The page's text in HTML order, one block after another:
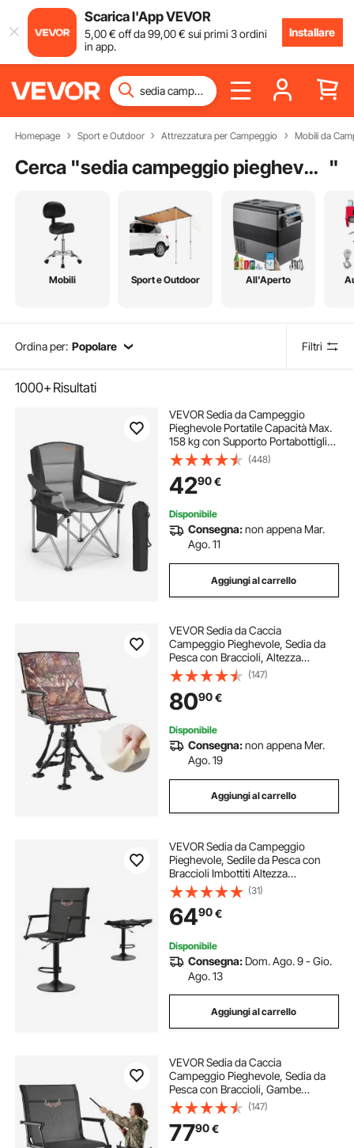
Scarica l'App VEVOR
5,00€ off da99,00€ sui primi 3 ordini
in app.
Installare
Homepage Sport e Outdoor Attrezzatura per Campeggio Mobili da
Cerca " sedia campeggio pieghevole poggiapiedi "
Mobili Sport e Outdoor All'Aperto
Ordina per: Popolare Filtri
1000+Risultati
VEVOR Sedia da Campeggio
Pieghevole Portatile Capacità Max.
158 kg con Supporto Portabottiglia
in Tessuto Oxford, Sedia da
Campeggio Esterno 980 x 630 x
990 mm per Campeggio Picnic
Portatile 5,7 kg
(448)
4290€
Disponibile
Consegna:non appena Mar.
Ago. 11
Aggiungi al carrello
VEVOR Sedia da Caccia
Campeggio Pieghevole, Sedia da
Pesca con Braccioli, Altezza
Regolabile Capacità di Carico 158
kg, Rotazione Silenziosa a 360°,
Altezza Seduta 420-625 mm,
Giardino, Esterno
(147)
8090€
Disponibile
Consegna:non appena Mer.
Ago. 19
Aggiungi al carrello
VEVOR Sedia da Campeggio
Pieghevole, Sedile da Pesca con
Braccioli Imbottiti Altezza
Regolabile, Sedia da Giardino
Capacità di Carico 136 kg,
Rotazione 360°, Sgabello per
Picnic, Pesca all'Aperto
(31)
6490€
Disponibile
Consegna: Dom. Ago. 9 - Gio.
Ago. 13
Aggiungi al carrello
VEVOR Sedia da Caccia
Campeggio Pieghevole, Sedia da
Pesca con Braccioli, Gambe
Regolabili Capacità di Carico 158
kg, Rotazione Silenziosa a 360°, per
Giardino, Esterno, Picnic
(147)
7790€